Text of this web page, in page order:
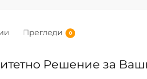
Прегледи 0
Решение за